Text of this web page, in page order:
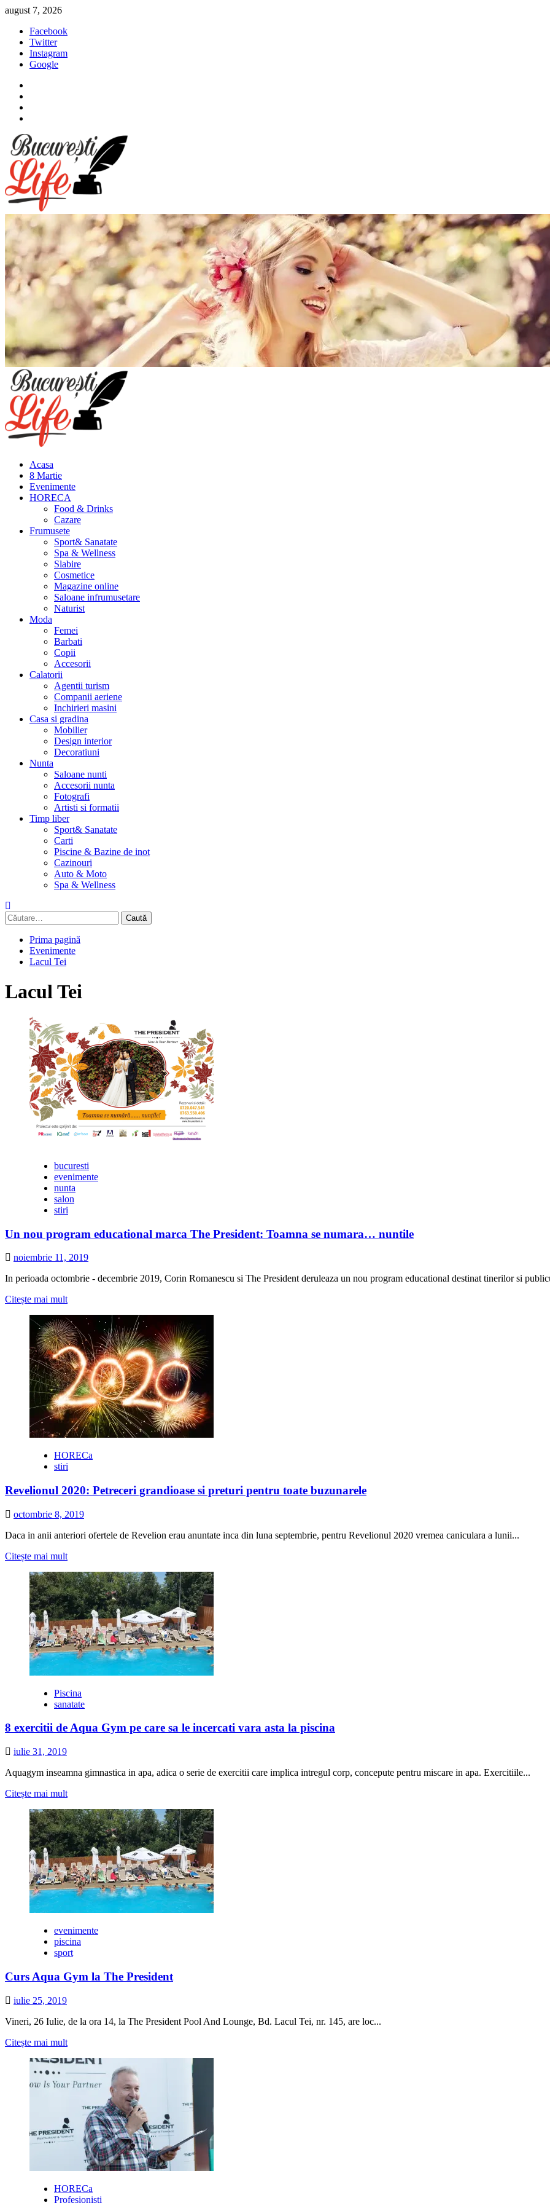
Sari
conținut
august 7, 2026
Facebook
Twitter
Instagram
Google
Meniu
principal
Acasa
8 Martie
Evenimente
HORECA
Food & Drinks
Cazare
Frumusete
Sport& Sanatate
Spa & Wellness
Slabire
Cosmetice
Magazine online
Saloane infrumusetare
Naturist
Moda
Femei
Barbati
Copii
Accesorii
Calatorii
Agentii turism
Companii aeriene
Inchirieri masini
Casa si gradina
Mobilier
Design interior
Decoratiuni
Nunta
Saloane nunti
Accesorii nunta
Fotografi
Artisti si formatii
Timp liber
Sport& Sanatate
Carti
Piscine & Bazine de inot
Cazinouri
Auto & Moto
Spa & Wellness
Caută
după:
Prima pagină
Evenimente
Lacul Tei
Lacul Tei
bucuresti
evenimente
nunta
salon
stiri
Un nou program educational marca The President: Toamna se numara… nuntile
noiembrie 11, 2019
In perioada octombrie - decembrie 2019, Corin Romanescu si The President deruleaza un nou program educational destinat tinerilor si
Citește mai multCitește
multe
despre
Un
nou
program
educational
marca
The
President:
Toamna
se
nuntile
HORECa
stiri
Revelionul 2020: Petreceri grandioase si preturi pentru toate buzunarele
octombrie 8, 2019
Daca in anii anteriori ofertele de Revelion erau anuntate inca din luna septembrie, pentru Revelionul 2020 vremea caniculara a lunii...
Citește mai multCitește
multe
despre
Revelionul
2020:
Petreceri
grandioase
si
preturi
pentru
toate
buzunarele
Piscina
sanatate
8 exercitii de Aqua Gym pe care sa le incercati vara asta la piscina
iulie 31, 2019
Aquagym inseamna gimnastica in apa, adica o serie de exercitii care implica intregul corp, concepute pentru miscare in apa. Exercitiile...
Citește mai multCitește
multe
despre
8
exercitii
de
Aqua
Gym
pe
sa
le
incercati
vara
asta
piscina
evenimente
piscina
sport
Curs Aqua Gym la The President
iulie 25, 2019
Vineri, 26 Iulie, de la ora 14, la The President Pool And Lounge, Bd. Lacul Tei, nr. 145, are loc...
Citește mai multCitește
multe
despre
Curs
Gym
la
The
President
HORECa
Profesionisti